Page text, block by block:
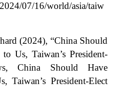
07/16/world/asia/taiw
(2024), “China Should
Us, Taiwan’s President-
China Should Have
Taiwan’s President-Elect